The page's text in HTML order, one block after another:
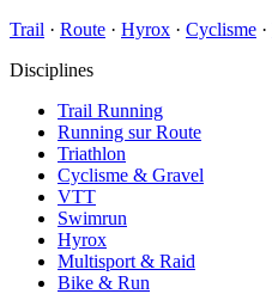
Trail · Route · Hyrox · Cyclisme ·
Disciplines
Trail Running
Running sur Route
Triathlon
Cyclisme & Gravel
VTT
Swimrun
Hyrox
Multisport & Raid
Bike & Run